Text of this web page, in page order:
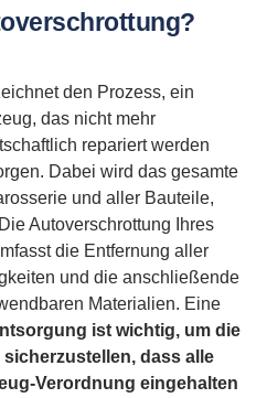
den Prozess, ein
das nicht mehr
repariert werden
Dabei wird das gesamte
und aller Bauteile,
Autoverschrottung Ihres
die Entfernung aller
und die anschließende
Materialien. Eine
ist wichtig, um die
dass alle
Verordnung eingehalten